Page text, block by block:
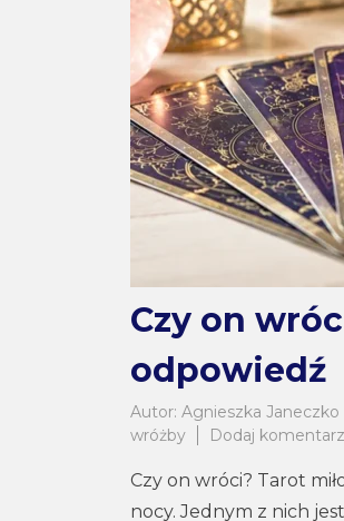
Czy on
odpowiedź
Autor: Agnieszka Janeczko
wróżby
Dodaj komentarz
Czy on wróci? Tarot
nocy. Jednym z nich